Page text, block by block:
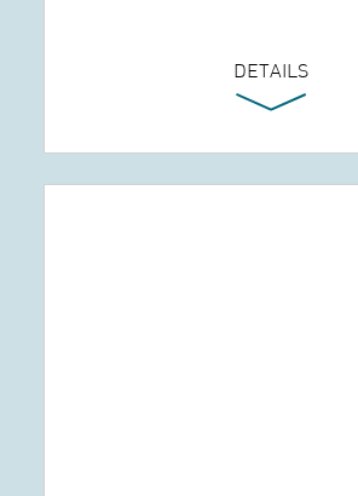
DETAILS